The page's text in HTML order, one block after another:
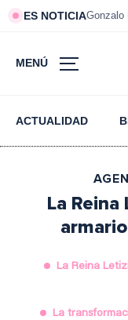
ES NOTICIAGonzalo
MENÚ
ACTUALIDAD
La
La Reina
La